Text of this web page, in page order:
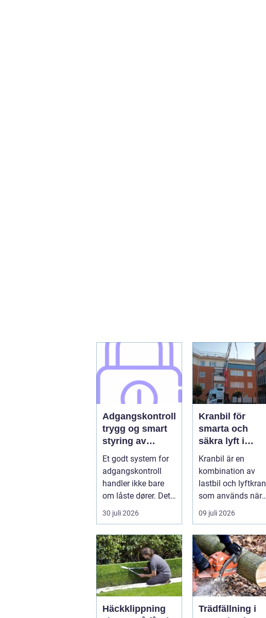
Adgangskontroll
trygg og smart
styring av
tilganger
Et godt system for
adgangskontroll
handler ikke bare
om låste dører. Det
handler om å ha
30 juli 2026
Kranbil för
smarta och
säkra lyft i
vardagen
Kranbil är en
kombination av
lastbil och lyftkran
som används när
tungt eller
09 juli 2026
Häckklippning
Trädfällning i